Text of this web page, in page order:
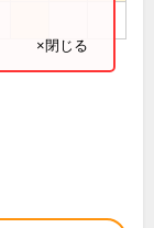
×閉じる